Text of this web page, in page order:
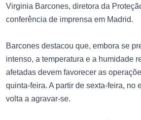
Virginia Barcones, diretora da
conferência de imprensa em Madrid.
Barcones destacou que, embora se
intenso, a temperatura e a humidade
afetadas devem favorecer as
quinta-feira. A partir de sexta-feira, no
volta a agravar-se.